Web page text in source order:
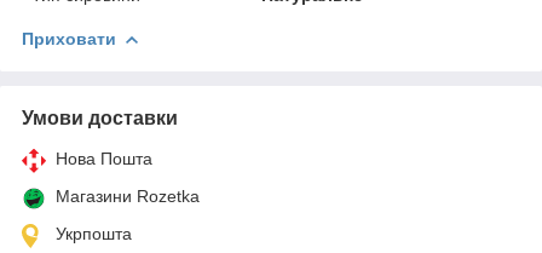
Приховати
Умови доставки
Нова Пошта
Магазини Rozetka
Укрпошта